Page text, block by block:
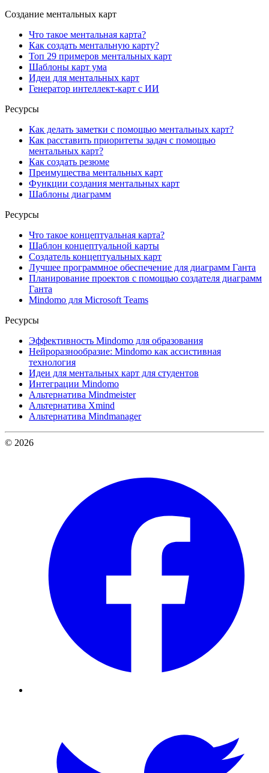
Создание ментальных карт
Что такое ментальная карта?
Как создать ментальную карту?
Топ 29 примеров ментальных карт
Шаблоны карт ума
Идеи для ментальных карт
Генератор интеллект-карт с ИИ
Ресурсы
Как делать заметки с помощью ментальных карт?
Как расставить приоритеты задач с помощью
ментальных карт?
Как создать резюме
Преимущества ментальных карт
Функции создания ментальных карт
Шаблоны диаграмм
Ресурсы
Что такое концептуальная карта?
Шаблон концептуальной карты
Создатель концептуальных карт
Лучшее программное обеспечение для диаграмм Ганта
Планирование проектов с помощью создателя диаграмм
Ганта
Mindomo для Microsoft Teams
Ресурсы
Эффективность Mindomo для образования
Нейроразнообразие: Mindomo как ассистивная
технология
Идеи для ментальных карт для студентов
Интеграции Mindomo
Альтернатива Mindmeister
Альтернатива Xmind
Альтернатива Mindmanager
© 2026